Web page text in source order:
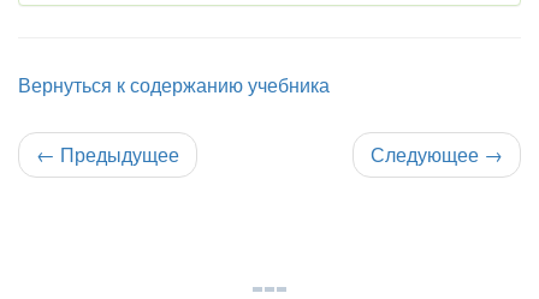
Вернуться к содержанию учебника
← Предыдущее Следующее →